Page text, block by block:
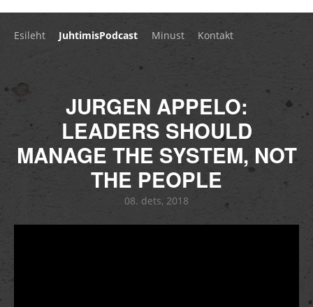
Esileht JuhtimisPodcast Minust Kontakt
JURGEN APPELO:
LEADERS SHOULD
MANAGE THE SYSTEM, NOT
THE PEOPLE
08. dets, 2018